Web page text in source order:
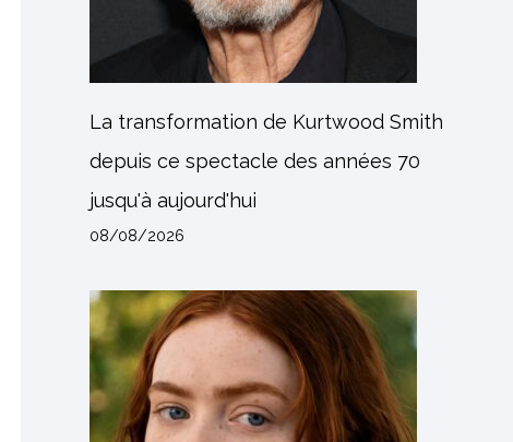
La transformation de Kurtwood Smith
depuis ce spectacle des années 70
jusqu'à aujourd'hui
08/08/2026